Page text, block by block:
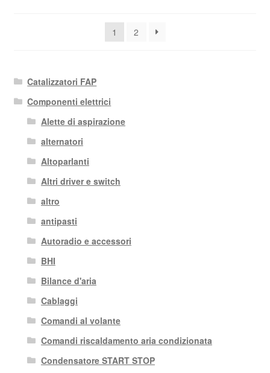
al
1 2
Catalizzatori FAP
Componenti elettrici
Alette di aspirazione
alternatori
Altoparlanti
Altri driver e switch
altro
antipasti
Autoradio e accessori
BHI
Bilance d'aria
Cablaggi
Comandi al volante
Comandi riscaldamento aria condizionata
Condensatore START STOP